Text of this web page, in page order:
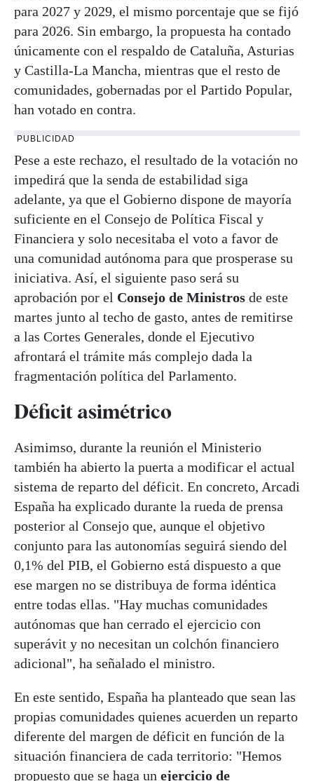
para 2027 y 2029, el mismo porcentaje que se fijó
para 2026. Sin embargo, la propuesta ha contado
únicamente con el respaldo de Cataluña, Asturias
y Castilla-La Mancha, mientras que el resto de
comunidades, gobernadas por el Partido Popular,
han votado en contra.
PUBLICIDAD
Pese a este rechazo, el resultado de la votación no
impedirá que la senda de estabilidad siga
adelante, ya que el Gobierno dispone de mayoría
suficiente en el Consejo de Política Fiscal y
Financiera y solo necesitaba el voto a favor de
una comunidad autónoma para que prosperase su
iniciativa. Así, el siguiente paso será su
aprobación por el Consejo de Ministros de este
martes junto al techo de gasto, antes de remitirse
a las Cortes Generales, donde el Ejecutivo
afrontará el trámite más complejo dada la
fragmentación política del Parlamento.
Déficit asimétrico
Asimimso, durante la reunión el Ministerio
también ha abierto la puerta a modificar el actual
sistema de reparto del déficit. En concreto, Arcadi
España ha explicado durante la rueda de prensa
posterior al Consejo que, aunque el objetivo
conjunto para las autonomías seguirá siendo del
0,1% del PIB, el Gobierno está dispuesto a que
ese margen no se distribuya de forma idéntica
entre todas ellas. "Hay muchas comunidades
autónomas que han cerrado el ejercicio con
superávit y no necesitan un colchón financiero
adicional", ha señalado el ministro.
En este sentido, España ha planteado que sean las
propias comunidades quienes acuerden un reparto
diferente del margen de déficit en función de la
situación financiera de cada territorio: "Hemos
propuesto que se haga un ejercicio de